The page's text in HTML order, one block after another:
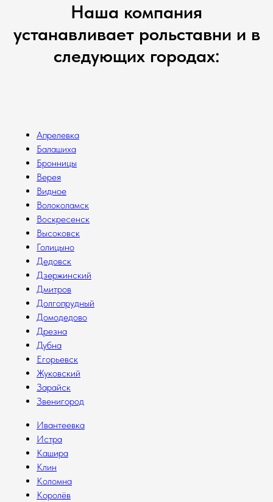
Наша компания
устанавливает рольставни и в
следующих городах:
Апрелевка
Балашиха
Бронницы
Верея
Видное
Волоколамск
Воскресенск
Высоковск
Голицыно
Дедовск
Дзержинский
Дмитров
Долгопрудный
Домодедово
Дрезна
Дубна
Егорьевск
Жуковский
Зарайск
Звенигород
Ивантеевка
Истра
Кашира
Клин
Коломна
Королёв